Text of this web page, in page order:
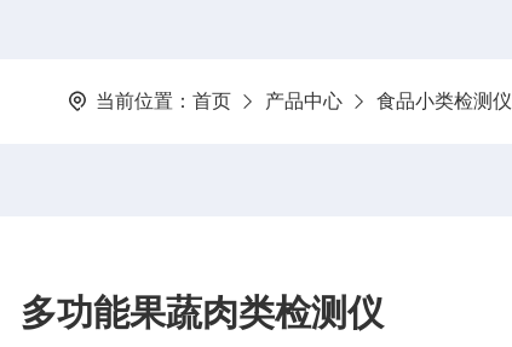
当前位置： 首页 产品中心 食品小类检测仪
多功能果蔬肉类检测仪